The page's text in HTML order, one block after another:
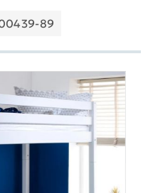
89